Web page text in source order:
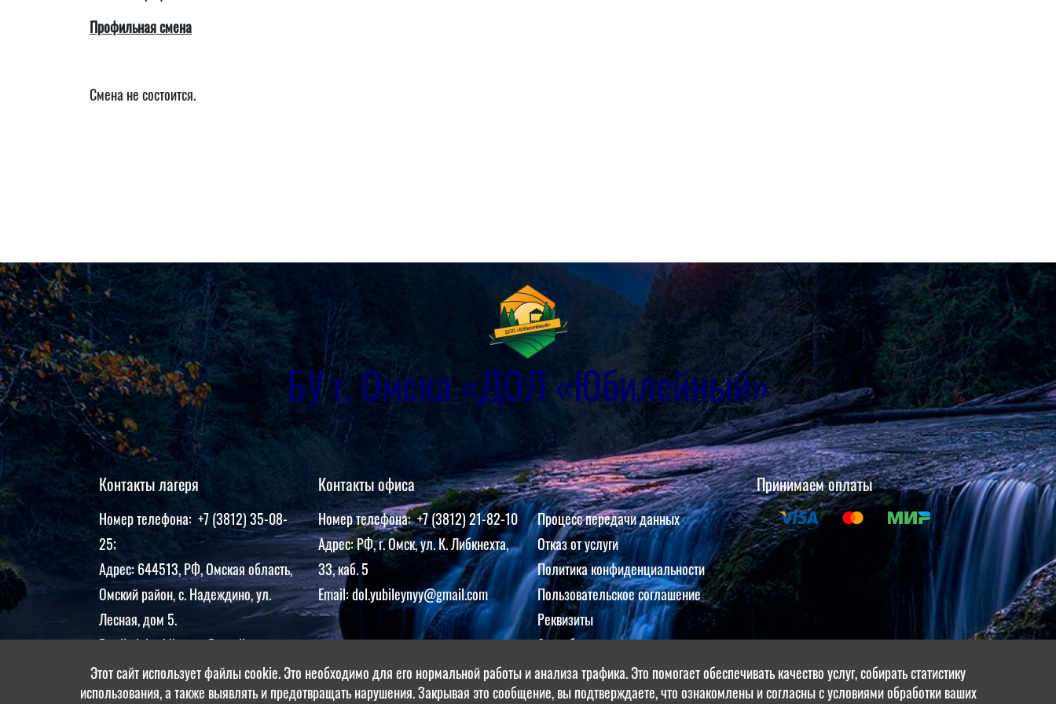
Профильная смена
Смена не состоится.
БУ г. Омска «ДОЛ «Юбилейный»
Контакты лагеря
Номер телефона: +7 (3812) 35-08-
25;
Адрес: 644513, РФ, Омская область,
Омский район, с. Надеждино, ул.
Лесная, дом 5.
Email: dol.yubileynyy@gmail.com
Контакты офиса
Номер телефона: +7 (3812) 21-82-10
Адрес: РФ, г. Омск, ул. К. Либкнехта,
33, каб. 5
Email:dol.yubileynyy@gmail.com
Процесс передачи данных
Отказ от услуги
Политика конфиденциальности
Пользовательское соглашение
Реквизиты
Способы оплаты
Положение об обработке и защите
персональных данных клиентов
Принимаем оплаты
Этот сайт использует файлы cookie. Это необходимо для его нормальной работы и анализа трафика. Это помогает обеспечивать качество услуг, собирать статистику
использования, а также выявлять и предотвращать нарушения. Закрывая это сообщение, вы подтверждаете, что ознакомлены и согласны с условиями обработки ваших